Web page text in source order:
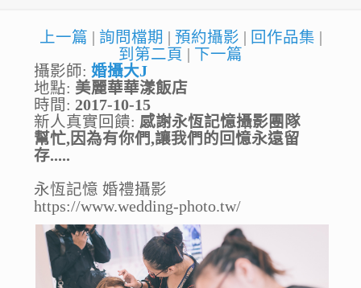
上一篇 詢問檔期 預約攝影 回作品集
到第二頁
下一篇
攝影師: 婚攝大J
地點: 美麗華華漾飯店
時間: 2017-10-15
新人真實回饋: 感謝永恆記憶攝影團隊
幫忙,因為有你們,讓我們的回憶永遠留
存.....
永恆記憶 婚禮攝影
https://www.wedding-photo.tw/